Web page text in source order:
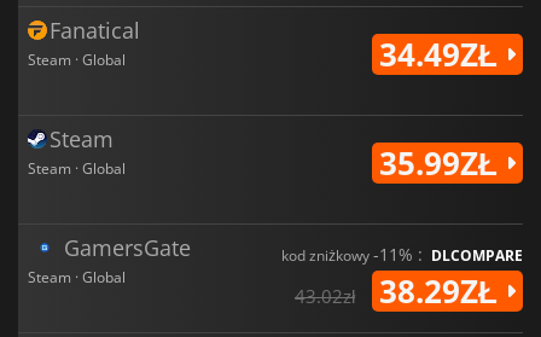
Fanatical
Steam · Global 34.49ZŁ
Steam
Steam · Global 35.99ZŁ
GamersGate
Steam · Global
kod zniżkowy-11% : DLCOMPARE
43.02zł 38.29ZŁ